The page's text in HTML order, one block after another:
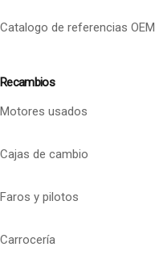
Catalogo de referencias OEM
Recambios
Motores usados
Cajas de cambio
Faros y pilotos
Carrocería